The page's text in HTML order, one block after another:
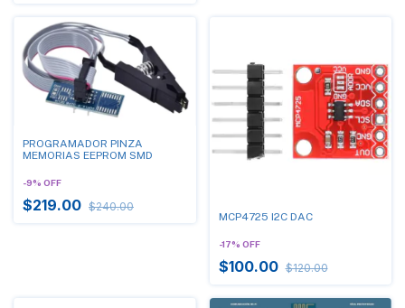
PROGRAMADOR PINZA
MEMORIAS EEPROM SMD
-9% OFF
$219.00 $240.00
MCP4725 I2C DAC
-17% OFF
$100.00 $120.00